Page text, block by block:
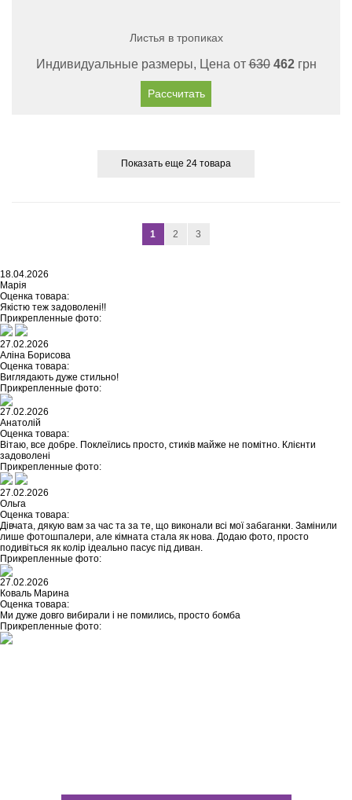
Листья в тропиках
Индивидуальные размеры, Цена от630 462грн
Рассчитать
Показать еще 24 товара
1 2 3
18.04.2026
Марія
Оценка товара:
Якістю теж задоволені!!
Прикрепленные фото:
27.02.2026
Аліна Борисова
Оценка товара:
Виглядають дуже стильно!
Прикрепленные фото:
27.02.2026
Анатолій
Оценка товара:
Вітаю, все добре. Поклеїлись просто, стиків майже не помітно. Клієнти
задоволені
Прикрепленные фото:
27.02.2026
Ольга
Оценка товара:
Дівчата, дякую вам за час та за те, що виконали всі мої забаганки. Замінили
лише фотошпалери, але кімната стала як нова. Додаю фото, просто
подивіться як колір ідеально пасує під диван.
Прикрепленные фото:
27.02.2026
Коваль Марина
Оценка товара:
Ми дуже довго вибирали і не помились, просто бомба
Прикрепленные фото: